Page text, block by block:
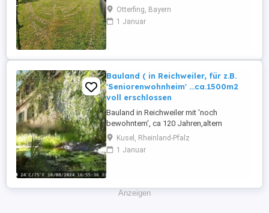
wieder verfügbar! Objektbeschreibung -
Grundstücksfläche 485 m ; - leichte
Hanglage; Garage Niveau
Einfamilienhauses mit den Maßen 8x12
Metern (bestehend ...
Otterfing, Bayern
1 Januar
Bauland ( in Reichweiler, für z.B.
'Seniorenwohnheim' ...ca.1500m2
voll erschlossen
Bauland in Reichweiler mit 'noch
bewohntem', ca 120 Jahren,altem
Bauernhaus (ca140m2 Wohnfläche mit
Scheune & Garage,Zentralheizung,... ideal
für Tierhaltung ...ausbaufähig(+
Seniorenwohnheims,mehrere
Reihenhäuser,bzw.1
Kusel, Rheinland-Pfalz
1 Januar
Anzeigen